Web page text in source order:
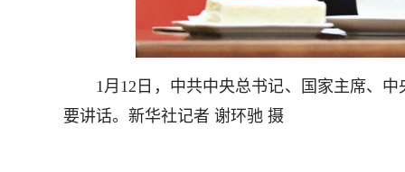
1月12日，中共中央总书记、国家主席、中
要讲话。新华社记者 谢环驰 摄